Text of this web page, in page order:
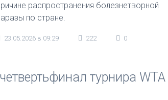
распространения болезнетворной
по стране.
23.05.2026 в 09:29 222 0
турнира WTA